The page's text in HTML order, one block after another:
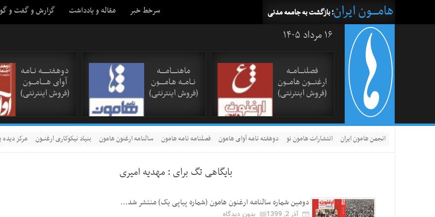
سرخط خبر مقاله و یادداشت گزارش و گفت و گو هامــــون ایران؛ بازگشت به جامعه مدنی
۱۶ مرداد ۱۴۰۵
فصلنــــامـــه
ارغنــــون هامـــون
(فروش اینترنتی)
ماهنـــــامـــــه
نــامـــه هـامـــــون
(فروش اینترنتی)
دوهـفتـــــــه نــامـه
آوای هـــــامــــون
(فروش اینترنتی)
انجمن هامون ایران انتشارات هامون نو دوهفته نامه آوای هامون فصلنامه نامه هامون سالنامه ارغنون هامون بنیاد نیکوکاری ارغنــون مرکز
بایگاهی تگ برای :مهدیه امیری
دومین شماره سالنامه ارغنون هامون (شماره پیاپی یک) منتشر شد...
آذر 2, 1399
بدون دیدگاه